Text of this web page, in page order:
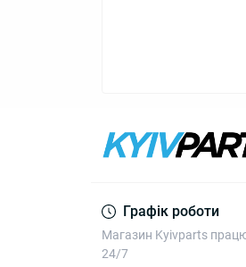
Графік роботи
Магазин Kyivparts
24/7